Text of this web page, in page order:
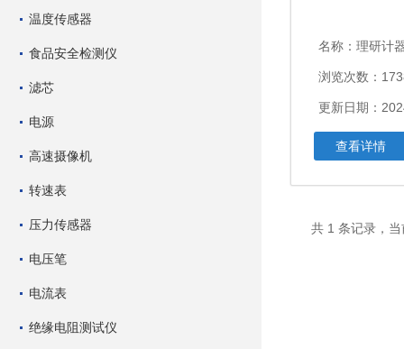
温度传感器
食品安全检测仪
滤芯
电源
高速摄像机
转速表
压力传感器
电压笔
电流表
绝缘电阻测试仪
名称： 理研计器SD-
浏览次数：
更新日期：
查看详情
共 1 条记录，